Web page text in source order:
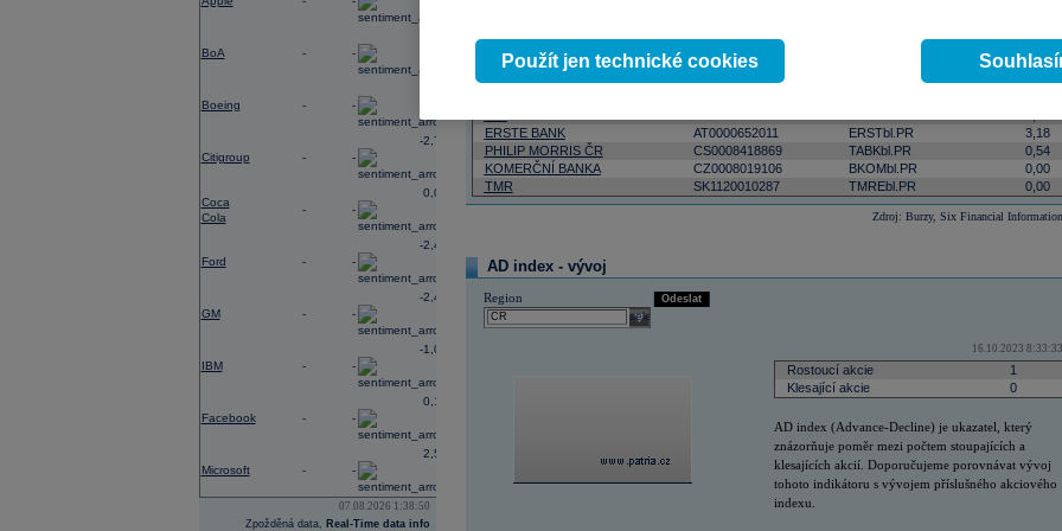
BoA - -
Boeing - -
Citigroup - -
-2,78
Coca
Cola
- -
0,02
Ford - -
-2,41
GM - -
-2,49
IBM - -
-1,06
Facebook - -
0,19
Microsoft - -
2,54
07.08.2026 1:38:50
Zpožděná data, Real-Time data info
06.08.2026 0:00:00
Název ISIN
ERSTE BANK
AT0000652011 ERSTbl.PR
3,18
PHILIP MORRIS ČR
CS0008418869 TABKbl.PR
0,54
KOMERČNÍ BANKA
CZ0008019106 BKOMbl.PR
0,00
TMR
SK1120010287 TMREbl.PR 0,00
Zdroj: Burzy, Six Financial Information
AD index - vývoj
Region
select
Odeslat
16.10.2023 8:33:33
Rostoucí akcie
1
Klesající akcie
0
AD index (Advance-Decline) je ukazatel, který
znázorňuje poměr mezi počtem stoupajících a
klesajících akcií. Doporučujeme porovnávat vývoj
tohoto indikátoru s vývojem příslušného akciového
indexu.
Použít jen technické cookies